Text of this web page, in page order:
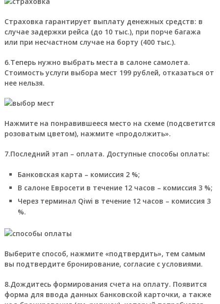
Страховка гарантирует выплату денежных средств: в
случае задержки рейса (до 10 тыс.), при порче багажа
или при несчастном случае на борту (400 тыс.).
6.Теперь нужно выбрать места в салоне самолета.
Стоимость услуги выбора мест 199 рублей, отказаться от
нее нельзя.
Нажмите на понравившееся место на схеме (подсветится
розоватым цветом), нажмите «продолжить».
7.Последний этап – оплата. Доступные способы оплаты:
Банковская карта – комиссия 2 %;
В салоне Евросети в течение 12 часов – комиссия 3 %;
Через терминал Qiwi в течение 12 часов – комиссия 3
%.
Выберите способ, нажмите «подтвердить», тем самым
вы подтвердите бронирование, согласие с условиями.
8.Дождитесь формирования счета на оплату. Появится
форма для ввода данных банковской карточки, а также